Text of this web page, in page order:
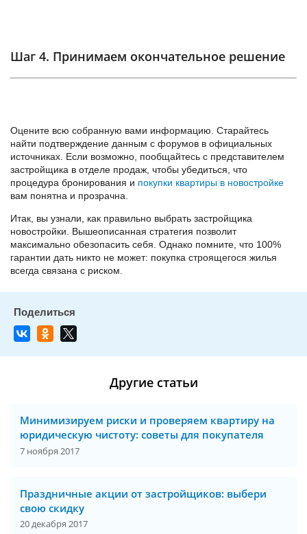
Шаг 4. Принимаем окончательное решение
Оцените всю собранную вами информацию. Старайтесь
найти подтверждение данным с форумов в официальных
источниках. Если возможно, пообщайтесь с представителем
застройщика в отделе продаж, чтобы убедиться, что
процедура бронирования и покупки квартиры в новостройке
вам понятна и прозрачна.
Итак, вы узнали, как правильно выбрать застройщика
новостройки. Вышеописанная стратегия позволит
максимально обезопасить себя. Однако помните, что 100%
гарантии дать никто не может: покупка строящегося жилья
всегда связана с риском.
Другие статьи
Минимизируем риски и проверяем квартиру на
юридическую чистоту: советы для покупателя
7 ноября 2017
Праздничные акции от застройщиков: выбери
свою скидку
20 декабря 2017